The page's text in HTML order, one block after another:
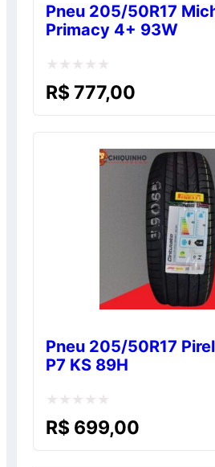
Pneu 205/50R17
Primacy 4+ 93W
Avaliação
R$ 777,00
Pneu 205/50R17
P7 KS 89H
Avaliação
R$ 699,00